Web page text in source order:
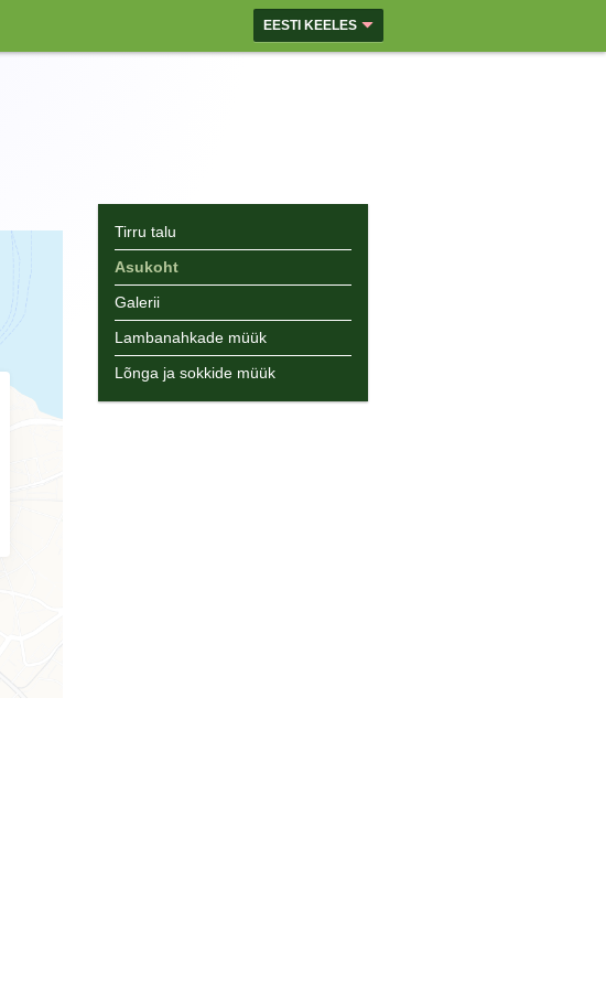
EESTI KEELES
Tirru talu
Asukoht
Galerii
Lambanahkade müük
Lõnga ja sokkide müük